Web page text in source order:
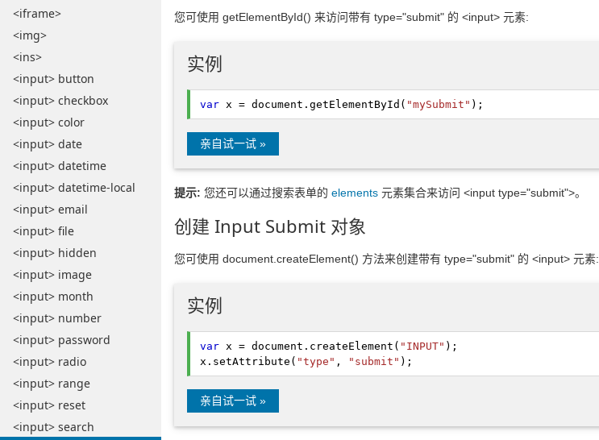
<iframe>
<img>
<ins>
<input> button
<input> checkbox
<input> color
<input> date
<input> datetime
<input> datetime-local
<input> email
<input> file
<input> hidden
<input> image
<input> month
<input> number
<input> password
<input> radio
<input> range
<input> reset
<input> search
您可使用 getElementById() 来访问带有 type="submit" 的 <input> 元素:
实例
var x = document. getElementById ( "mySubmit" );
亲自试一试 »
提示: 您还可以通过搜索表单的 elements 元素集合来访问 <input type="submit">。
创建 Input Submit 对象
您可使用 document.createElement() 方法来创建带有 type="submit" 的 <input> 元素:
实例
var x = document. createElement ( "INPUT" );
x. setAttribute ( "type" , "submit" );
亲自试一试 »